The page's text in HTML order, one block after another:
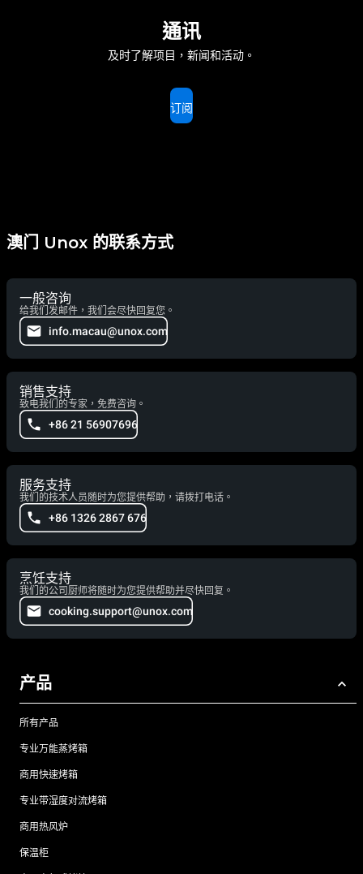
通讯
及时了解项目，新闻和活动。
订阅
澳门 Unox 的联系方式
一般咨询
给我们发邮件，我们会尽快回复您。
info.macau@unox.com
销售支持
致电我们的专家，免费咨询。
+86 21 56907696
服务支持
我们的技术人员随时为您提供帮助，请拨打电话。
+86 1326 2867 676
烹饪支持
我们的公司厨师将随时为您提供帮助并尽快回复。
cooking.support@unox.com
产品
所有产品
专业万能蒸烤箱
商用快速烤箱
专业带湿度对流烤箱
商用热风炉
保温柜